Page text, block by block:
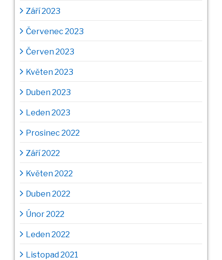
Září 2023
Červenec 2023
Červen 2023
Květen 2023
Duben 2023
Leden 2023
Prosinec 2022
Září 2022
Květen 2022
Duben 2022
Únor 2022
Leden 2022
Listopad 2021